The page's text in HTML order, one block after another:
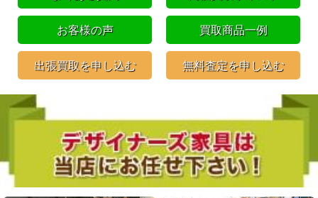
お客様の声 買取商品一例
出張買取を申し込む 無料査定を申し込む